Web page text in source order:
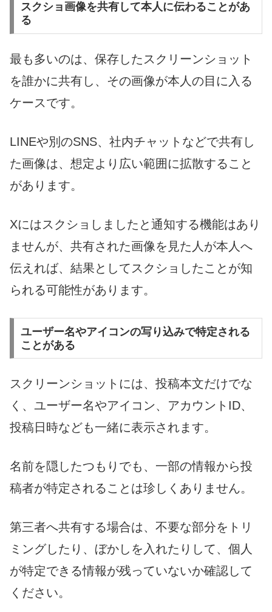
スクショ画像を共有して本人に伝わることがあ
る
最も多いのは、保存したスクリーンショット
を誰かに共有し、その画像が本人の目に入る
ケースです。
LINEや別のSNS、社内チャットなどで共有し
た画像は、想定より広い範囲に拡散すること
があります。
Xにはスクショしましたと通知する機能はあり
ませんが、共有された画像を見た人が本人へ
伝えれば、結果としてスクショしたことが知
られる可能性があります。
ユーザー名やアイコンの写り込みで特定される
ことがある
スクリーンショットには、投稿本文だけでな
く、ユーザー名やアイコン、アカウントID、
投稿日時なども一緒に表示されます。
名前を隠したつもりでも、一部の情報から投
稿者が特定されることは珍しくありません。
第三者へ共有する場合は、不要な部分をトリ
ミングしたり、ぼかしを入れたりして、個人
が特定できる情報が残っていないか確認して
ください。